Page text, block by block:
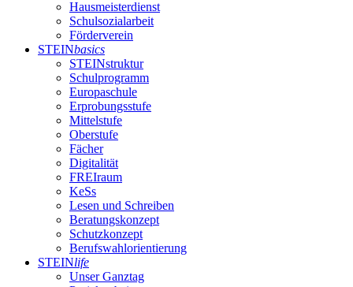
Hausmeisterdienst
Schulsozialarbeit
Förderverein
STEINbasics
STEINstruktur
Schulprogramm
Europaschule
Erprobungsstufe
Mittelstufe
Oberstufe
Fächer
Digitalität
FREIraum
KeSs
Lesen und Schreiben
Beratungskonzept
Schutzkonzept
Berufswahlorientierung
STEINlife
Unser Ganztag